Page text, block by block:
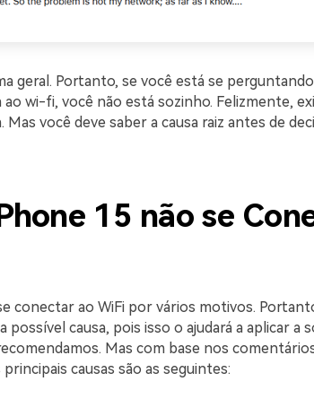
geral. Portanto, se você está se
wi-fi, você não está sozinho. Felizmente,
você deve saber a causa raiz antes de
15 não se
conectar ao WiFi por vários motivos.
possível causa, pois isso o ajudará a aplicar a
Mas com base nos
causas são as seguintes: